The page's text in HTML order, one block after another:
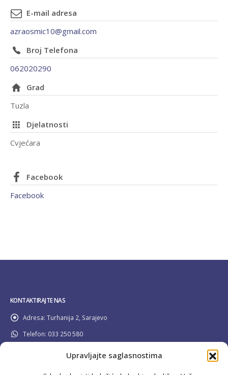
Upravljajte saglasnostima
E-mail adresa
azraosmic10@gmail.com
Broj Telefona
062020290
Grad
Tuzla
Djelatnosti
Cvjećara
Facebook
Facebook
KONTAKTIRAJTE NAS
Adresa: Turhanija 2, Sarajevo
Telefon: 033 250 580